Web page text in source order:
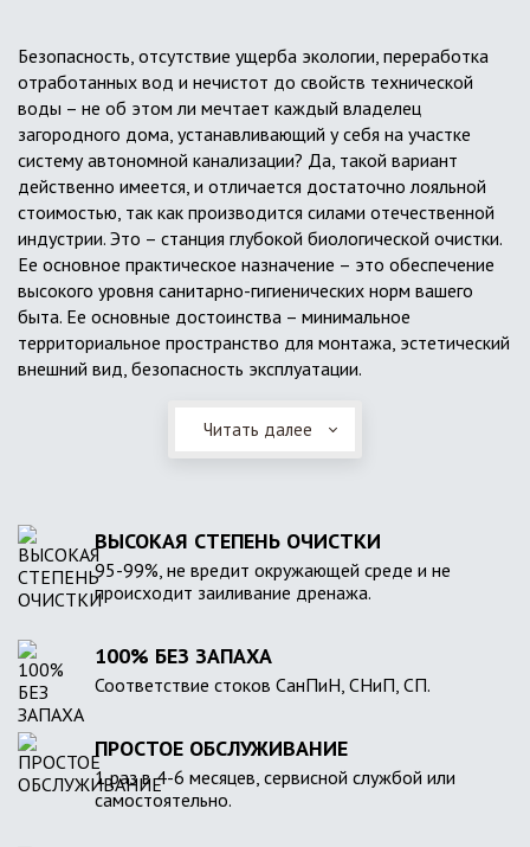
Безопасность, отсутствие ущерба экологии, переработка
отработанных вод и нечистот до свойств технической
воды – не об этом ли мечтает каждый владелец
загородного дома, устанавливающий у себя на участке
систему автономной канализации? Да, такой вариант
действенно имеется, и отличается достаточно лояльной
стоимостью, так как производится силами отечественной
индустрии. Это – станция глубокой биологической очистки.
Ее основное практическое назначение – это обеспечение
высокого уровня санитарно-гигиенических норм вашего
быта. Ее основные достоинства – минимальное
территориальное пространство для монтажа, эстетический
внешний вид, безопасность эксплуатации.
Читать далее
ВЫСОКАЯ СТЕПЕНЬ ОЧИСТКИ
95-99%, не вредит окружающей среде и не
происходит заиливание дренажа.
100% БЕЗ ЗАПАХА
Соответствие стоков СанПиН, СНиП, СП.
ПРОСТОЕ ОБСЛУЖИВАНИЕ
1 раз в 4-6 месяцев, сервисной службой или
самостоятельно.